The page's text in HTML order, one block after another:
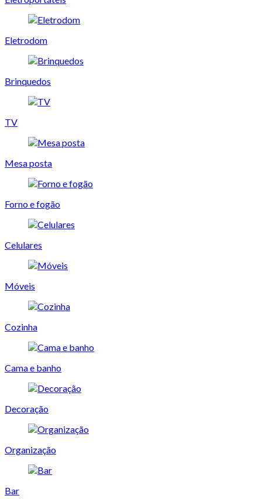
Eletrodom
Brinquedos
TV
Mesa posta
Forno e fogão
Celulares
Móveis
Cozinha
Cama e banho
Decoração
Organização
Bar